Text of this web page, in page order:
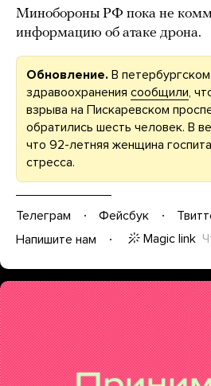
Минобороны РФ пока не
информацию об атаке дрона.
Обновление. В
здравоохранения сообщили,
взрыва на Пискаревском
обратились шесть человек. В
что 92-летняя женщина
стресса.
Телеграм Фейсбук
Напишите нам
Magic link